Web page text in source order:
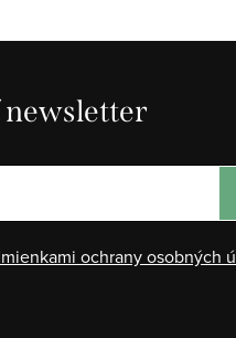
newsletter
ochrany osobných